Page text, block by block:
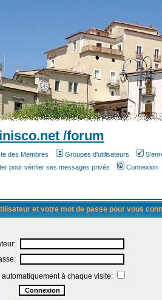
/forum
des Membres Groupes d'utilisateurs
pour vérifier ses messages privés Connexion
et votre mot de passe pour vous
à chaque visite: